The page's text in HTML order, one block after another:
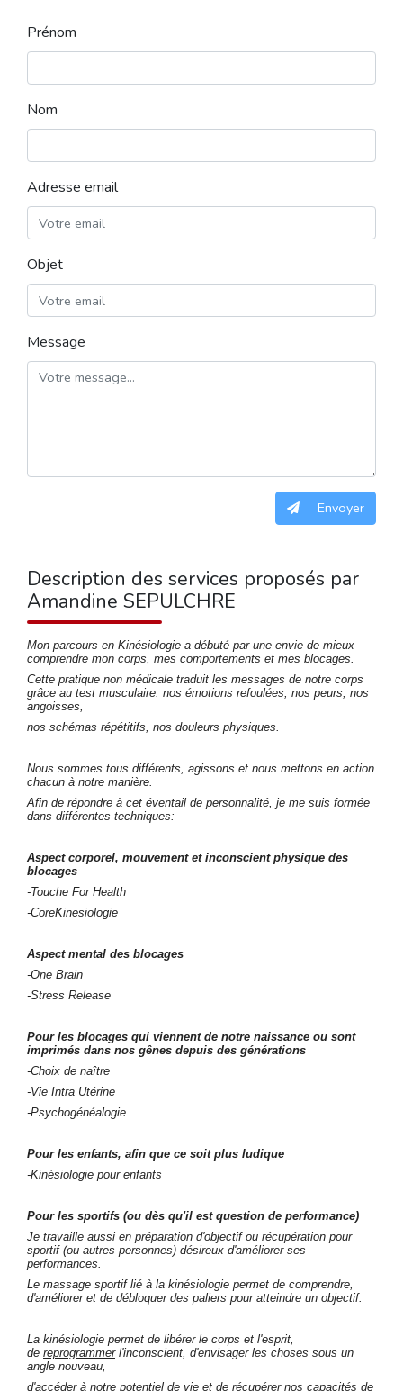
Prénom
Nom
Adresse email
Objet
Message
Envoyer
Description des services proposés par
Amandine SEPULCHRE
Mon parcours en Kinésiologie a débuté par une envie de mieux
comprendre mon corps, mes comportements et mes blocages.
Cette pratique non médicale traduit les messages de notre corps
grâce au test musculaire: nos émotions refoulées, nos peurs, nos
angoisses,
nos schémas répétitifs, nos douleurs physiques.
Nous sommes tous différents, agissons et nous mettons en action
chacun à notre manière.
Afin de répondre à cet éventail de personnalité, je me suis formée
dans différentes techniques:
Aspect corporel, mouvement et inconscient physique des
blocages
-Touche For Health
-CoreKinesiologie
Aspect mental des blocages
-One Brain
-Stress Release
Pour les blocages qui viennent de notre naissance ou sont
imprimés dans nos gênes depuis des générations
-Choix de naître
-Vie Intra Utérine
-Psychogénéalogie
Pour les enfants, afin que ce soit plus ludique
-Kinésiologie pour enfants
Pour les sportifs (ou dès qu'il est question de performance)
Je travaille aussi en préparation d'objectif ou récupération pour
sportif (ou autres personnes) désireux d'améliorer ses
performances.
Le massage sportif lié à la kinésiologie permet de comprendre,
d'améliorer et de débloquer des paliers pour atteindre un objectif.
La kinésiologie permet de libérer le corps et l'esprit,
de reprogrammerl'inconscient, d'envisager les choses sous un
angle nouveau,
d'accéder à notre potentiel de vie et de récupérer nos capacités de